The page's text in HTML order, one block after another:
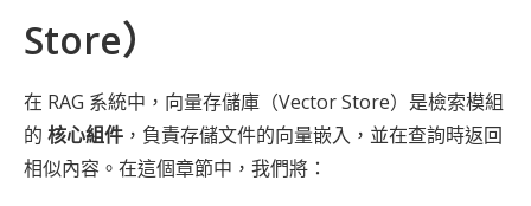
開發領域的技術人員打造，幫助您在最短時間內掌
握企業最迫切需要的 AI 開發技能。 課程採用理論
LLM、RAG 等核心技術外，更著重於實際專案開
發。學員將在業界資深導師指導下，親手開發企業
級應用，如智能客服系統、自動化數據分析平台
等。這些實戰經驗，正是企業最看重的實務能力。
Store）
在 RAG 系統中，向量存儲庫（Vector Store）是檢索模組
的 核心組件 ，負責存儲文件的向量嵌入，並在查詢時返回
相似內容。在這個章節中，我們將：